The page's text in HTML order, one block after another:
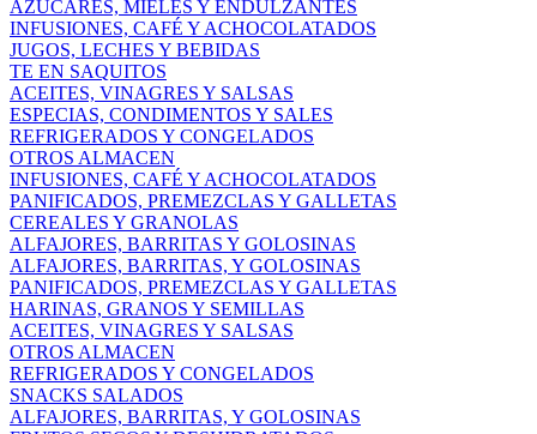
AZUCARES, MIELES Y ENDULZANTES
INFUSIONES, CAFÉ Y ACHOCOLATADOS
JUGOS, LECHES Y BEBIDAS
TE EN SAQUITOS
ACEITES, VINAGRES Y SALSAS
ESPECIAS, CONDIMENTOS Y SALES
REFRIGERADOS Y CONGELADOS
OTROS ALMACEN
INFUSIONES, CAFÉ Y ACHOCOLATADOS
PANIFICADOS, PREMEZCLAS Y GALLETAS
CEREALES Y GRANOLAS
ALFAJORES, BARRITAS Y GOLOSINAS
ALFAJORES, BARRITAS, Y GOLOSINAS
PANIFICADOS, PREMEZCLAS Y GALLETAS
HARINAS, GRANOS Y SEMILLAS
ACEITES, VINAGRES Y SALSAS
OTROS ALMACEN
REFRIGERADOS Y CONGELADOS
SNACKS SALADOS
ALFAJORES, BARRITAS, Y GOLOSINAS